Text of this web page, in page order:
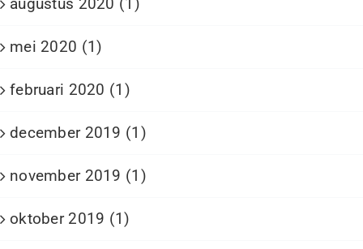
augustus 2020 (1)
mei 2020 (1)
februari 2020 (1)
december 2019 (1)
november 2019 (1)
oktober 2019 (1)